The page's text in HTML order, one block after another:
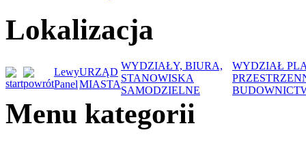
Lokalizacja
Lewy
Panel
URZĄD
MIASTA
WYDZIAŁY, BIURA,
STANOWISKA
SAMODZIELNE
WYDZIAŁ
Menu kategorii